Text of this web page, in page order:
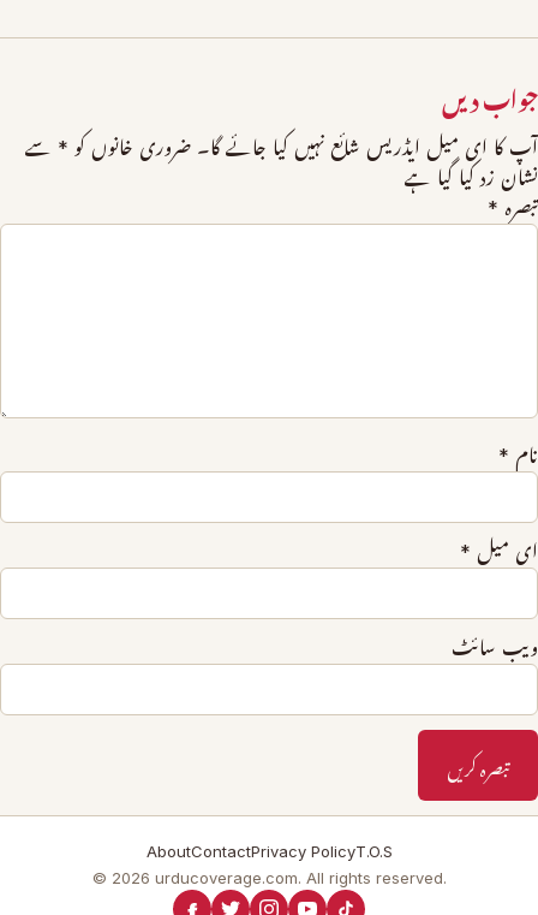
جواب دیں
آپ کا ای میل ایڈریس شائع نہیں کیا جائے گا۔ ضروری خانوں کو * سے
نشان زد کیا گیا ہے
تبصرہ *
نام *
ای میل *
ویب‌ سائٹ
AboutContactPrivacy PolicyT.O.S
© 2026 urducoverage.com. All rights reserved.